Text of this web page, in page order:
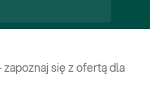
się z ofertą dla